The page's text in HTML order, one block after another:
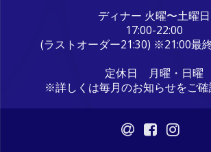
ディナー 火曜〜土曜日
17:00-22:00
(ラストオーダー21:30) ※21:00最終
定休日 月曜・日曜
※詳しくは毎月のお知らせをご確